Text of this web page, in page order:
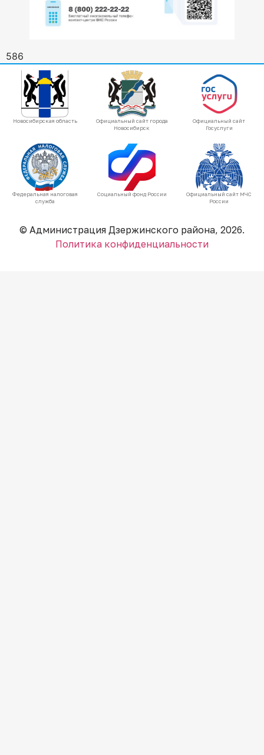
586
Новосибирская область
Официальный сайт города
Новосибирск
Официальный сайт
Госуслуги
Федеральная налоговая
служба
Социальный фонд России
Официальный сайт МЧС
России
© Администрация Дзержинского района, 2026.
Политика конфиденциальности